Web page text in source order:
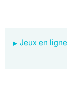
Jeux en